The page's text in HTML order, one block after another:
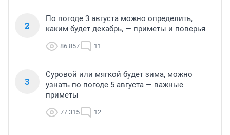
2
По погоде 3 августа можно определить,
каким будет декабрь, — приметы и поверья
86 857 11
3
Суровой или мягкой будет зима, можно
узнать по погоде 5 августа — важные
приметы
77 315 12